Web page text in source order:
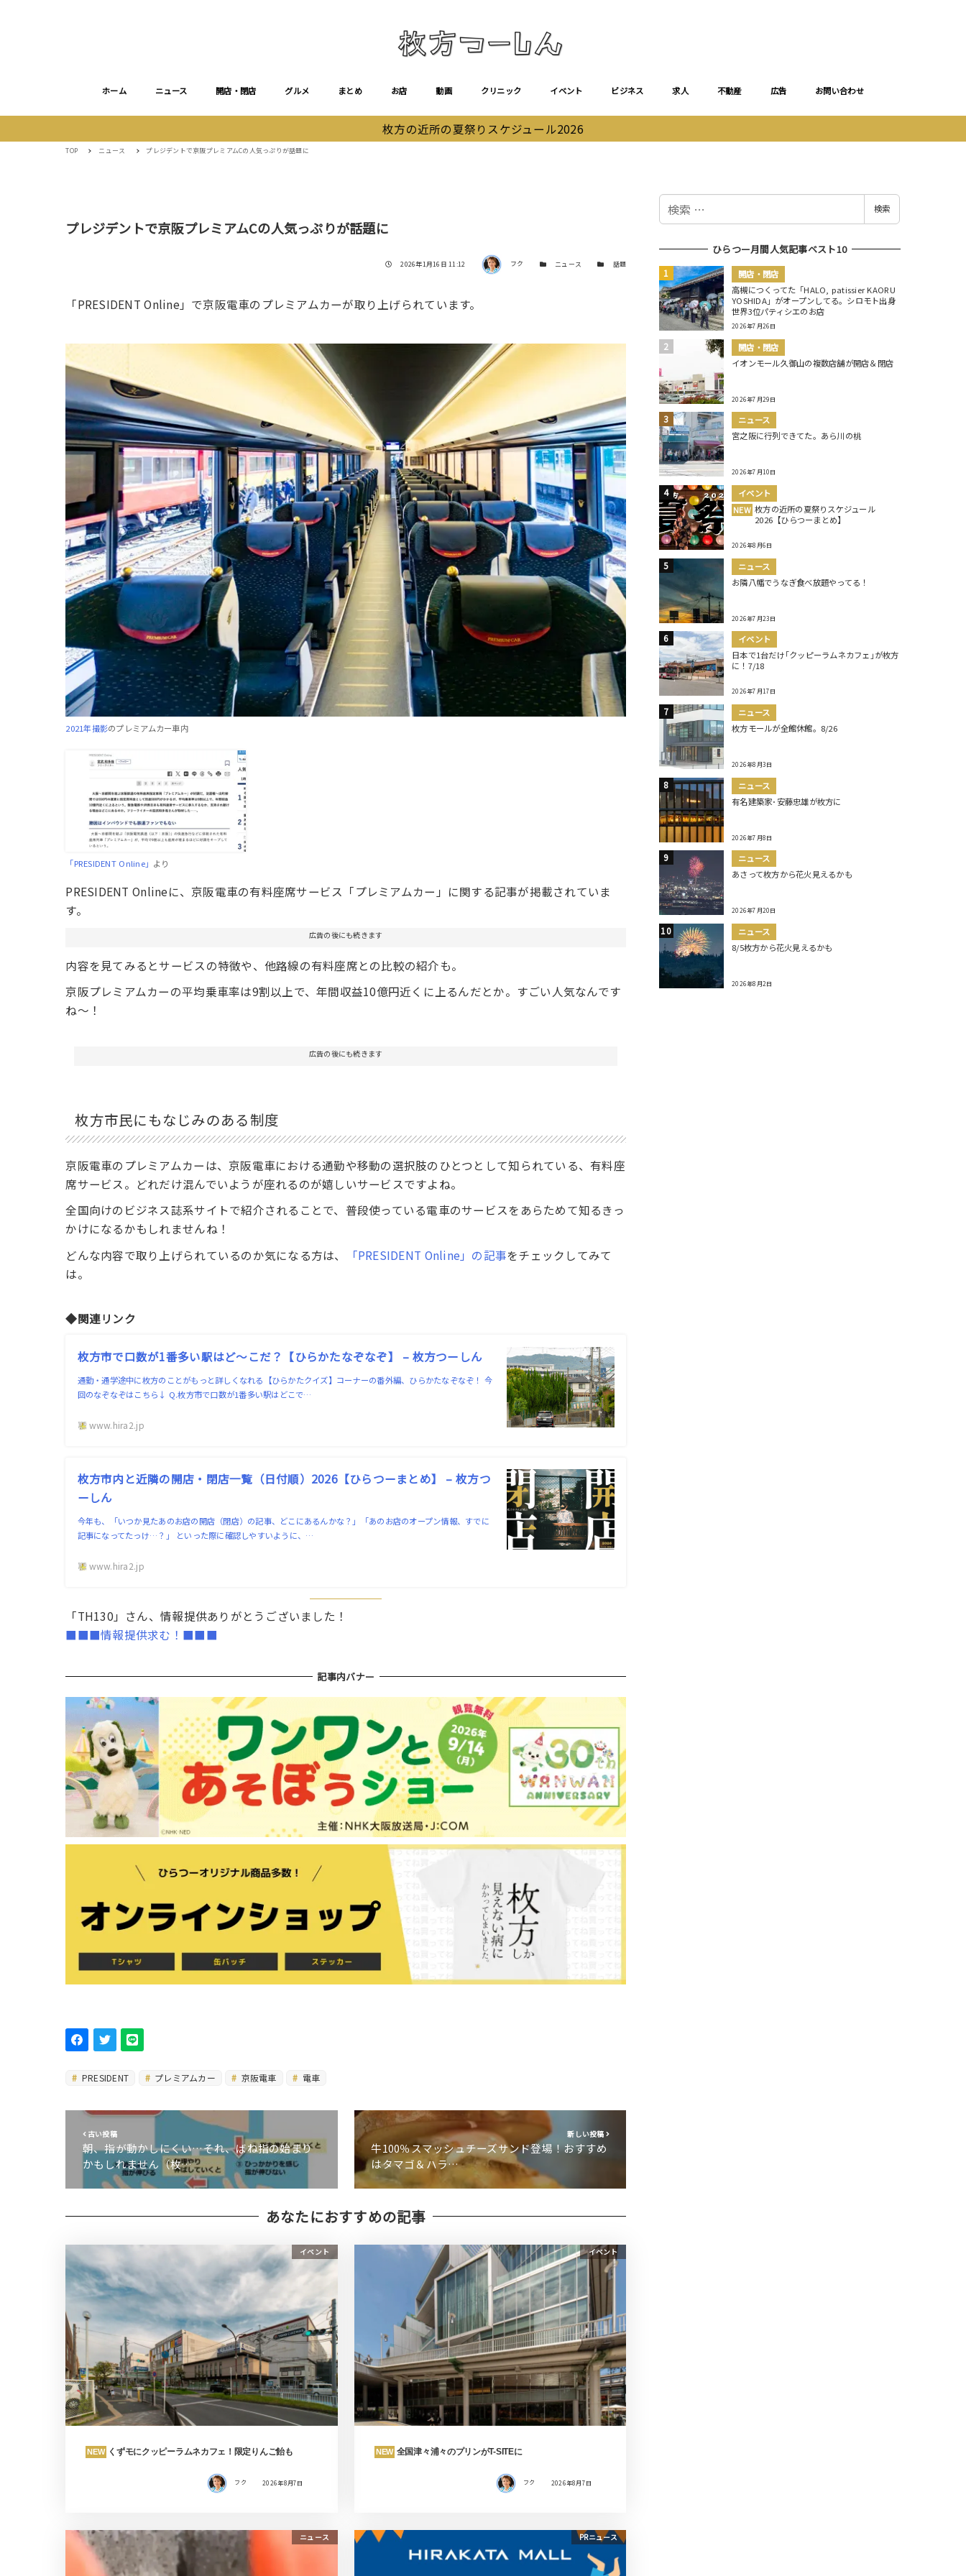
ホーム ニュース 開店・閉店 グルメ まとめ お店 動画 クリニック イベント ビジネス 求人 不動産 広告 お問い合わせ
枚方の近所の夏祭りスケジュール2026
TOP ニュース プレジデントで京阪プレミアムCの人気っぷりが話題に
プレジデントで京阪プレミアムCの人気っぷりが話題に
投稿日
2026年1月16日 11:12 著者 フク カテゴリー
ニュース カテゴリー
話題
「PRESIDENT Online」で京阪電車のプレミアムカーが取り上げられています。
2021年撮影のプレミアムカー車内
「PRESIDENT Online」 より
PRESIDENT Onlineに、京阪電車の有料座席サービス「プレミアムカー」に関する記事が掲載されていま
す。
広告の後にも続きます
内容を見てみるとサービスの特徴や、他路線の有料座席との比較の紹介も。
京阪プレミアムカーの平均乗車率は9割以上で、年間収益10億円近くに上るんだとか。すごい人気なんです
ね〜！
広告の後にも続きます
枚方市民にもなじみのある制度
京阪電車のプレミアムカーは、京阪電車における通勤や移動の選択肢のひとつとして知られている、有料座
席サービス。どれだけ混んでいようが座れるのが嬉しいサービスですよね。
全国向けのビジネス誌系サイトで紹介されることで、普段使っている電車のサービスをあらためて知るきっ
かけになるかもしれませんね！
どんな内容で取り上げられているのか気になる方は、
「PRESIDENT Online」の記事をチェックしてみて
は。
◆関連リンク
枚方市で口数が1番多い駅はど〜こだ？【ひらかたなぞなぞ】 – 枚方つーしん
通勤・通学途中に枚方のことがもっと詳しくなれる【ひらかたクイズ】コーナーの番外編、ひらかたなぞなぞ！ 今
回のなぞなぞはこちら↓ Q.枚方市で口数が1番多い駅はどこで…
www.hira2.jp
枚方市内と近隣の開店・閉店一覧（日付順）2026【ひらつーまとめ】 – 枚方つ
ーしん
今年も、「いつか見たあのお店の開店（閉店）の記事、どこにあるんかな？」「あのお店のオープン情報、すでに
記事になってたっけ…？」 といった際に確認しやすいように、…
www.hira2.jp
「TH130」さん、情報提供ありがとうございました！
■■■情報提供求む！■■■
記事内バナー
PRESIDENT プレミアムカー 京阪電車 電車
古い投稿
朝、指が動かしにくい…それ、ばね指の始まり
かもしれません（枚…
新しい投稿
牛100％スマッシュチーズサンド登場！おすすめ
はタマゴ＆ハラ…
あなたにおすすめの記事
イベント
NEW くずモにクッピーラムネカフェ！限定りんご飴も
フク 2026年8月7日
イベント
NEW 全国津々浦々のプリンがT-SITEに
フク 2026年8月7日
ニュース PRニュース
検
検索
ひらつー月間人気記事ベスト10
開店・閉店
高槻につくってた「HALO, patissier KAORU
YOSHIDA」がオープンしてる。シロモト出身
世界3位パティシエのお店
2026年7月26日
開店・閉店
イオンモール久御山の複数店舗が開店＆閉店
2026年7月29日
ニュース
宮之阪に行列できてた。あら川の桃
2026年7月10日
イベント
NEW 枚方の近所の夏祭りスケジュール
2026【ひらつーまとめ】
2026年8月6日
ニュース
お隣八幡でうなぎ食べ放題やってる！
2026年7月23日
イベント
日本で1台だけ｢クッピーラムネカフェ｣が枚方
に！7/18
2026年7月17日
ニュース
枚方モールが全館休館。8/26
2026年8月3日
ニュース
有名建築家･安藤忠雄が枚方に
2026年7月8日
ニュース
あさって枚方から花火見えるかも
2026年7月20日
ニュース
8/5枚方から花火見えるかも
2026年8月2日